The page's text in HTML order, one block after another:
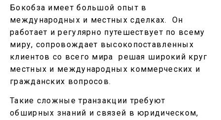
Бокобза имеет большой опыт в
международных и местных сделках. Он
работает и регулярно путешествует по всему
миру, сопровождает высокопоставленных
клиентов со всего мира решая широкий круг
местных и международных коммерческих и
гражданских вопросов.
Такие сложные транзакции требуют
обширных знаний и связей в юридическом,